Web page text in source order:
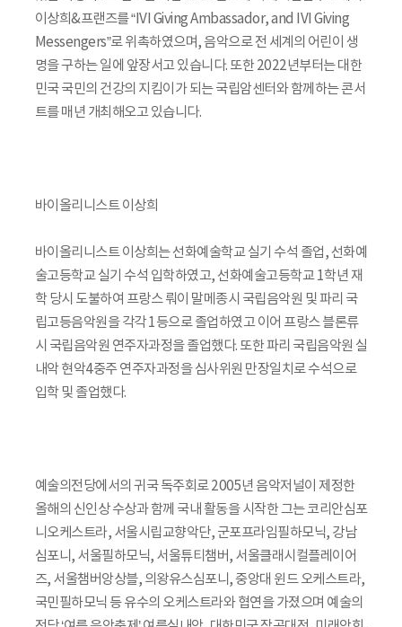
이상희&프랜즈를 “IVI Giving Ambassador, and IVI Giving
Messengers”로 위촉하였으며, 음악으로 전 세계의 어린이 생
명을 구하는 일에 앞장서고 있습니다. 또한 2022년부터는 대한
민국 국민의 건강의 지킴이가 되는 국립암센터와 함께하는 콘서
트를 매년 개최해오고 있습니다.
바이올리니스트 이상희
바이올리니스트 이상희는 선화예술학교 실기 수석 졸업, 선화예
술고등학교 실기 수석 입학하였고, 선화예술고등학교 1학년 재
학 당시 도불하여 프랑스 뤄이 말메종시 국립음악원 및 파리 국
립고등음악원을 각각 1등으로 졸업하였고 이어 프랑스 블론류
시 국립음악원 연주자과정을 졸업했다. 또한 파리 국립음악원 실
내악 현악4중주 연주자과정을 심사위원 만장일치로 수석으로
입학 및 졸업했다.
예술의전당에서의 귀국 독주회로 2005년 음악저널이 제정한
올해의 신인상 수상과 함께 국내 활동을 시작한 그는 코리안심포
니오케스트라, 서울시립교향악단, 군포프라임필하모닉, 강남
심포니, 서울필하모닉, 서울튜티챔버, 서울클래시컬플레이어
즈, 서울챔버앙상블, 의왕유스심포니, 중앙대 윈드 오케스트라,
국민필하모닉 등 유수의 오케스트라와 협연을 가졌으며 예술의